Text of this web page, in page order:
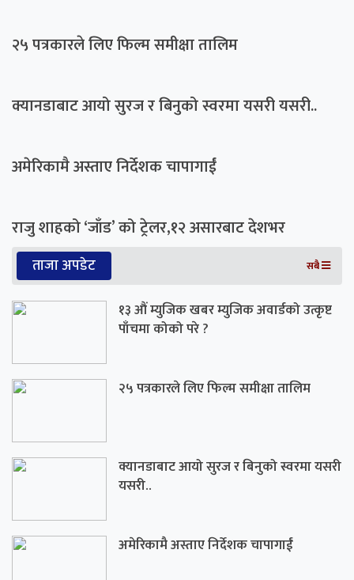
२५ पत्रकारले लिए फिल्म समीक्षा तालिम
क्यानडाबाट आयो सुरज र बिनुको स्वरमा यसरी यसरी..
अमेरिकामै अस्ताए निर्देशक चापागाईं
राजु शाहको ‘जाँड’ को ट्रेलर,१२ असारबाट देशभर
ताजा अपडेट सबै
१३ औं म्युजिक खबर म्युजिक अवार्डको उत्कृष्ट
पाँचमा कोको परे ?
२५ पत्रकारले लिए फिल्म समीक्षा तालिम
क्यानडाबाट आयो सुरज र बिनुको स्वरमा यसरी
यसरी..
अमेरिकामै अस्ताए निर्देशक चापागाईं